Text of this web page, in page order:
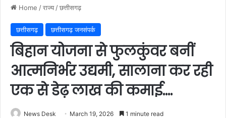
Home /राज्य /छत्तीसगढ़
छत्तीसगढ़ छत्तीसगढ़ जनसंपर्क
बिहान योजना से फुलकुंवर बनीं
आत्मनिर्भर उद्यमी, सालाना कर रही
एक से डेढ़ लाख की कमाई….
News Desk March 19, 2026 1 minute read